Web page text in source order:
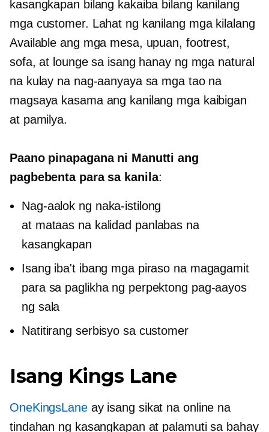
kasangkapan bilang kakaiba bilang kanilang
mga customer. Lahat ng kanilang mga kilalang
Available ang mga mesa, upuan, footrest,
sofa, at lounge sa isang hanay ng mga natural
na kulay na nag-aanyaya sa mga tao na
magsaya kasama ang kanilang mga kaibigan
at pamilya.
Paano pinapagana ni Manutti ang
pagbebenta para sa kanila:
Nag-aalok ng naka-istilong
at mataas na kalidad panlabas na
kasangkapan
Isang iba't ibang mga piraso na magagamit
para sa paglikha ng perpektong pag-aayos
ng sala
Natitirang serbisyo sa customer
Isang Kings Lane
OneKingsLaneay isang sikat na online na
tindahan ng kasangkapan at palamuti sa bahay